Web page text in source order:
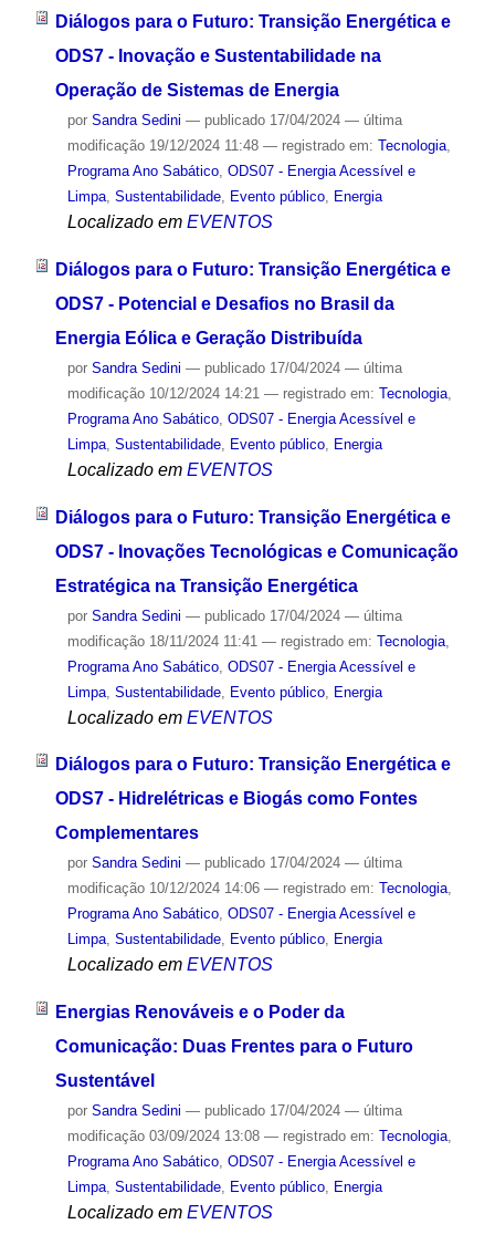
Diálogos para o Futuro: Transição Energética e
ODS7 - Inovação e Sustentabilidade na
Operação de Sistemas de Energia
por Sandra Sedini — publicado17/04/2024 — última
modificação19/12/2024 11:48 — registrado em: Tecnologia,
Programa Ano Sabático, ODS07 - Energia Acessível e
Limpa, Sustentabilidade, Evento público, Energia
Localizado em EVENTOS
Diálogos para o Futuro: Transição Energética e
ODS7 - Potencial e Desafios no Brasil da
Energia Eólica e Geração Distribuída
por Sandra Sedini — publicado17/04/2024 — última
modificação10/12/2024 14:21 — registrado em: Tecnologia,
Programa Ano Sabático, ODS07 - Energia Acessível e
Limpa, Sustentabilidade, Evento público, Energia
Localizado em EVENTOS
Diálogos para o Futuro: Transição Energética e
ODS7 - Inovações Tecnológicas e Comunicação
Estratégica na Transição Energética
por Sandra Sedini — publicado17/04/2024 — última
modificação18/11/2024 11:41 — registrado em: Tecnologia,
Programa Ano Sabático, ODS07 - Energia Acessível e
Limpa, Sustentabilidade, Evento público, Energia
Localizado em EVENTOS
Diálogos para o Futuro: Transição Energética e
ODS7 - Hidrelétricas e Biogás como Fontes
Complementares
por Sandra Sedini — publicado17/04/2024 — última
modificação10/12/2024 14:06 — registrado em: Tecnologia,
Programa Ano Sabático, ODS07 - Energia Acessível e
Limpa, Sustentabilidade, Evento público, Energia
Localizado em EVENTOS
Energias Renováveis e o Poder da
Comunicação: Duas Frentes para o Futuro
Sustentável
por Sandra Sedini — publicado17/04/2024 — última
modificação03/09/2024 13:08 — registrado em: Tecnologia,
Programa Ano Sabático, ODS07 - Energia Acessível e
Limpa, Sustentabilidade, Evento público, Energia
Localizado em EVENTOS